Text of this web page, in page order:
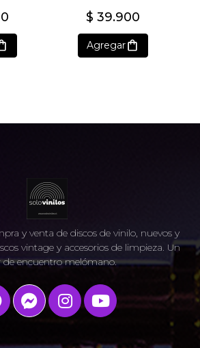
$ 39.900
Agregar
y venta de discos de vinilo, nuevos y
vintage y accesorios de limpieza. Un
de encuentro melómano.